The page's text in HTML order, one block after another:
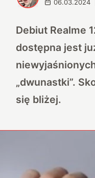
06.03.2024
Debiut Realme
dostępna jest
„dwunastki”.
się bliżej.